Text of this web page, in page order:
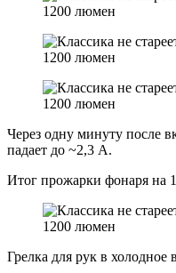
Через одну минуту после
падает до ~2,3 А.
Итог прожарки фонаря на
Грелка для рук в холодное